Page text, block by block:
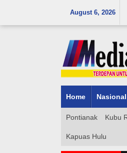
August 6, 2026
Home Nasional
Pontianak Kubu
Kapuas Hulu